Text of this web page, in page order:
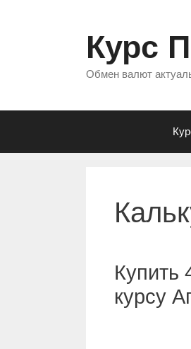
Курс
Обмен валют
Купить
курсу